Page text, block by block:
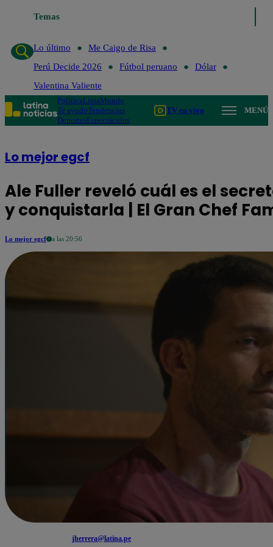
Temas
Lo último
Me Caigo de Risa
Perú Decide 2026
Fútbol peruano
Dólar
Valentina Valiente
PolíticaLimaMundo
Te ayudoTendencias
DeportesEspectáculos
TV en vivo MENÚ
Lo mejor egcf
Ale Fuller reveló cuál es el
y conquistarla | El Gran Chef
Lo mejor egcf a las 20:56
jherrera@latina.pe